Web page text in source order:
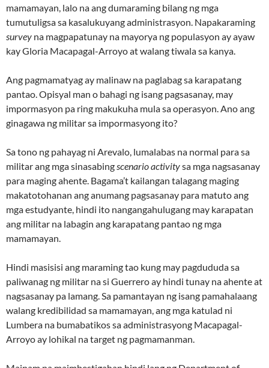
mamamayan, lalo na ang dumaraming bilang ng mga
tumutuligsa sa kasalukuyang administrasyon. Napakaraming
survey na magpapatunay na mayorya ng populasyon ay ayaw
kay Gloria Macapagal-Arroyo at walang tiwala sa kanya.
Ang pagmamatyag ay malinaw na paglabag sa karapatang
pantao. Opisyal man o bahagi ng isang pagsasanay, may
impormasyon pa ring makukuha mula sa operasyon. Ano ang
ginagawa ng militar sa impormasyong ito?
Sa tono ng pahayag ni Arevalo, lumalabas na normal para sa
militar ang mga sinasabingscenario activitysa mga nagsasanay
para maging ahente. Bagama’t kailangan talagang maging
makatotohanan ang anumang pagsasanay para matuto ang
mga estudyante, hindi ito nangangahulugang may karapatan
ang militar na labagin ang karapatang pantao ng mga
mamamayan.
Hindi masisisi ang maraming tao kung may pagdududa sa
paliwanag ng militar na si Guerrero ay hindi tunay na ahente at
nagsasanay pa lamang. Sa pamantayan ng isang pamahalaang
walang kredibilidad sa mamamayan, ang mga katulad ni
Lumbera na bumabatikos sa administrasyong Macapagal-
Arroyo ay lohikal na target ng pagmamanman.